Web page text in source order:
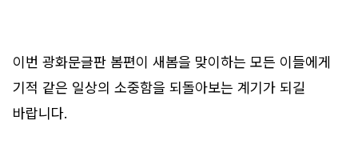
이번 광화문글판 봄편이 새봄을 맞이하는 모든 이들에게
기적 같은 일상의 소중함을 되돌아보는 계기가 되길
바랍니다.